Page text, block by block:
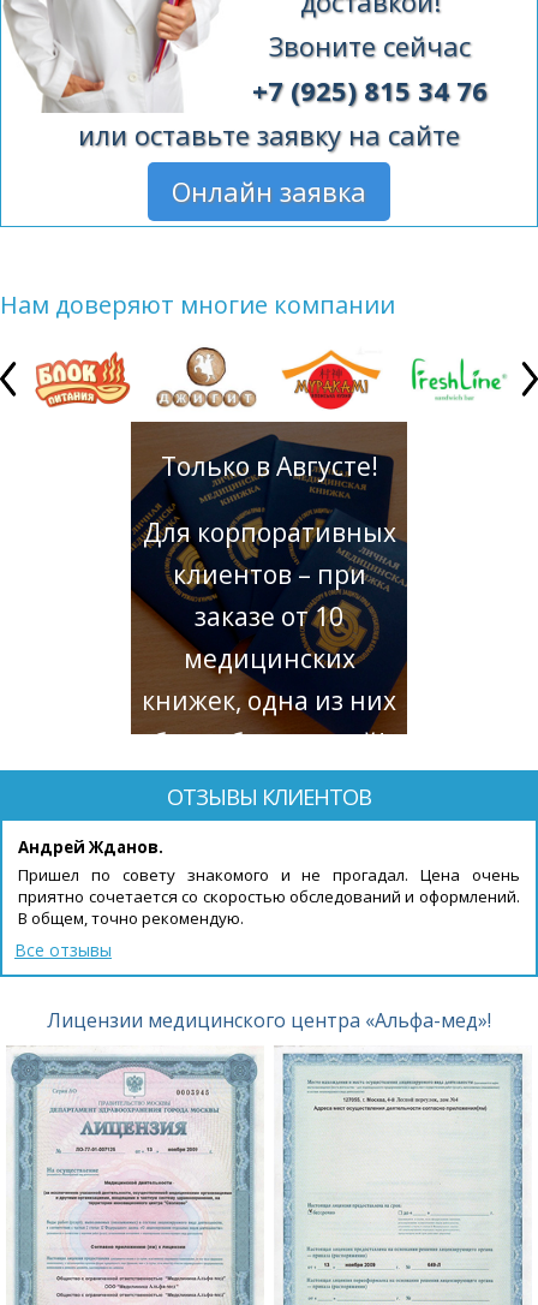
Звоните сейчас
+7 (925) 815 34 76
или оставьте заявку на сайте
Онлайн заявка
Нам доверяют многие компании
Только в Августе!
Для корпоративных
клиентов – при
заказе от 10
медицинских
книжек, одна из них
будет бесплатной!
ОТЗЫВЫ КЛИЕНТОВ
Андрей Жданов.
Пришел по совету знакомого и не прогадал. Цена очень
приятно сочетается со скоростью обследований и оформлений.
В общем, точно рекомендую.
Все отзывы
Лицензии медицинского центра «Альфа-мед»!